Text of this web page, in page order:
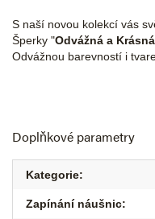
S naší novou kolekcí vás
Šperky "Odvážná a Krásná
Odvážnou barevností i
Doplňkové parametry
Kategorie:
Zapínání náušnic: